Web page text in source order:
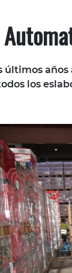
últimos
los